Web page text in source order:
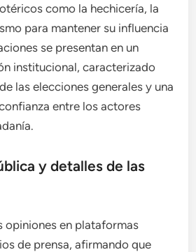
como la hechicería, la
para mantener su influencia
se presentan en un
institucional, caracterizado
las elecciones generales y una
entre los actores
y detalles de las
opiniones en plataformas
de prensa, afirmando que